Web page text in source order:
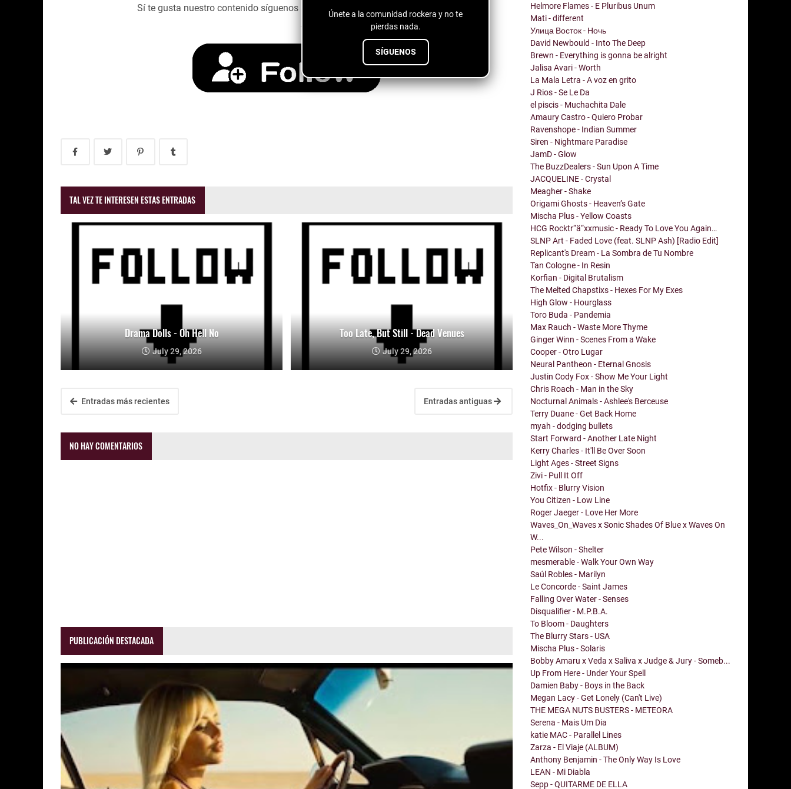
Únete a la comunidad rockera y no te
pierdas nada.
SÍGUENOS
Sí te gusta nuestro contenido síguenos a través del siguiente botón ↓↓↓↓
TAL VEZ TE INTERESEN ESTAS ENTRADAS
Drama Dolls - Oh Hell No
July 29, 2026
Too Late, But Still - Dead Venues
July 29, 2026
Entradas más recientes Entradas antiguas
NO HAY COMENTARIOS
PUBLICACIÓN DESTACADA
Helmore Flames - E Pluribus Unum
Mati - different
Улица Восток - Ночь
David Newbould - Into The Deep
Brewn - Everything is gonna be alright
Jalisa Avari - Worth
La Mala Letra - A voz en grito
J Rios - Se Le Da
el piscis - Muchachita Dale
Amaury Castro - Quiero Probar
Ravenshope - Indian Summer
Siren - Nightmare Paradise
JamD - Glow
The BuzzDealers - Sun Upon A Time
JACQUELINE - Crystal
Meagher - Shake
Origami Ghosts - Heaven’s Gate
Mischa Plus - Yellow Coasts
HCG Rocktr“ä“xxmusic - Ready To Love You Again…
SLNP Art - Faded Love (feat. SLNP Ash) [Radio Edit]
Replicant's Dream - La Sombra de Tu Nombre
Tan Cologne - In Resin
Korfian - Digital Brutalism
The Melted Chapstixs - Hexes For My Exes
High Glow - Hourglass
Toro Buda - Pandemia
Max Rauch - Waste More Thyme
Ginger Winn - Scenes From a Wake
Cooper - Otro Lugar
Neural Pantheon - Eternal Gnosis
Justin Cody Fox - Show Me Your Light
Chris Roach - Man in the Sky
Nocturnal Animals - Ashlee's Berceuse
Terry Duane - Get Back Home
myah - dodging bullets
Start Forward - Another Late Night
Kerry Charles - It'll Be Over Soon
Light Ages - Street Signs
Zivi - Pull It Off
Hotfix - Blurry Vision
You Citizen - Low Line
Roger Jaeger - Love Her More
Waves_On_Waves x Sonic Shades Of Blue x Waves On
W...
Pete Wilson - Shelter
mesmerable - Walk Your Own Way
Saúl Robles - Marilyn
Le Concorde - Saint James
Falling Over Water - Senses
Disqualifier - M.P.B.A.
To Bloom - Daughters
The Blurry Stars - USA
Mischa Plus - Solaris
Bobby Amaru x Veda x Saliva x Judge & Jury - Someb...
Up From Here - Under Your Spell
Damien Baby - Boys in the Back
Megan Lacy - Get Lonely (Can't Live)
THE MEGA NUTS BUSTERS - METEORA
Serena - Mais Um Dia
katie MAC - Parallel Lines
Zarza - El Viaje (ALBUM)
Anthony Benjamin - The Only Way Is Love
LEAN - Mi Diabla
Sepp - QUITARME DE ELLA